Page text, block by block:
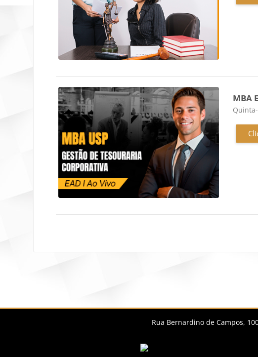
MBA
Blocos
Rua Bernardino de Campos,